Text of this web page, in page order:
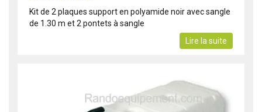
Kit de 2 plaques support en polyamide noir avec sangle
de 1.30 m et 2 pontets à sangle
Lire la suite